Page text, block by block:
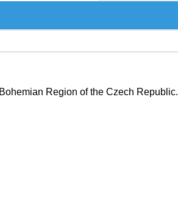
Region of the Czech Republic.